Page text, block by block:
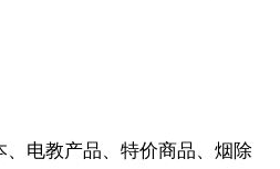
电教产品、特价商品、烟除